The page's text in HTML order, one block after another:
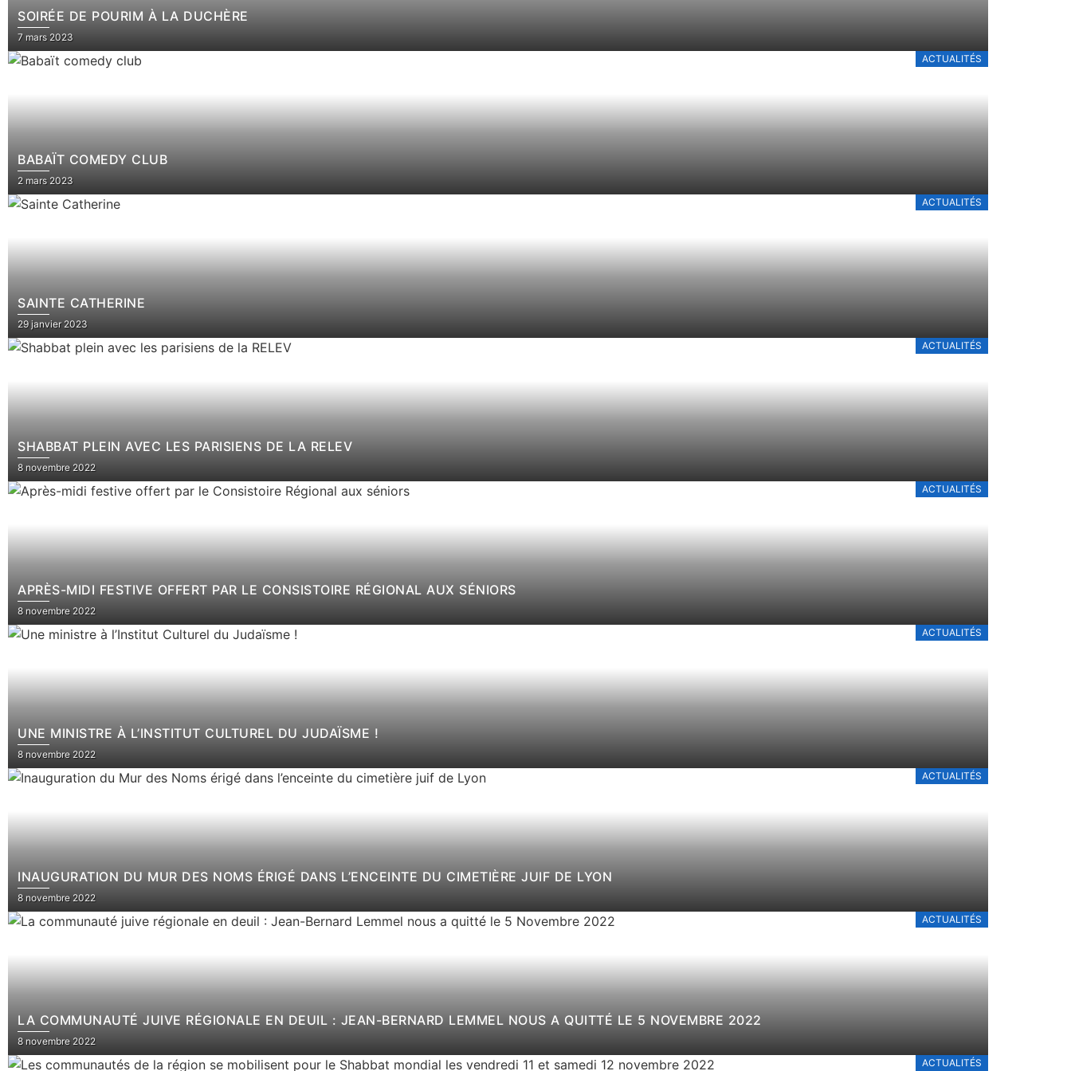
SOIRÉE DE POURIM À LA DUCHÈRE
7 mars 2023
ACTUALITÉS
BABAÏT COMEDY CLUB
2 mars 2023
ACTUALITÉS
SAINTE CATHERINE
29 janvier 2023
ACTUALITÉS
SHABBAT PLEIN AVEC LES PARISIENS DE LA RELEV
8 novembre 2022
ACTUALITÉS
APRÈS-MIDI FESTIVE OFFERT PAR LE CONSISTOIRE RÉGIONAL AUX SÉNIORS
8 novembre 2022
ACTUALITÉS
UNE MINISTRE À L’INSTITUT CULTUREL DU JUDAÏSME !
8 novembre 2022
ACTUALITÉS
INAUGURATION DU MUR DES NOMS ÉRIGÉ DANS L’ENCEINTE DU CIMETIÈRE JUIF DE LYON
8 novembre 2022
ACTUALITÉS
LA COMMUNAUTÉ JUIVE RÉGIONALE EN DEUIL : JEAN-BERNARD LEMMEL NOUS A QUITTÉ LE 5 NOVEMBRE 2022
8 novembre 2022
ACTUALITÉS